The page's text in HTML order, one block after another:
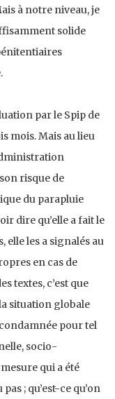
à notre niveau, je
solide
par le Spip de
mois. Mais au lieu
risque de
du parapluie
dire qu’elle a fait le
elle les a signalés au
en cas de
textes, c’est que
situation globale
pour tel
socio-
qui a été
; qu’est-ce qu’on